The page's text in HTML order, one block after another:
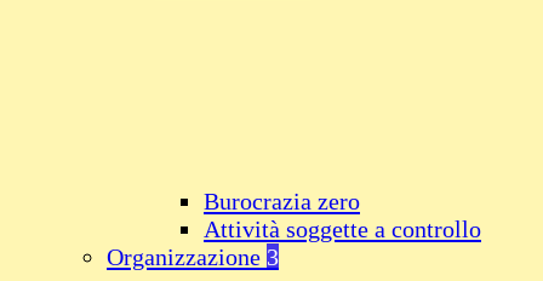
Burocrazia zero
Attività soggette a controllo
Organizzazione 3